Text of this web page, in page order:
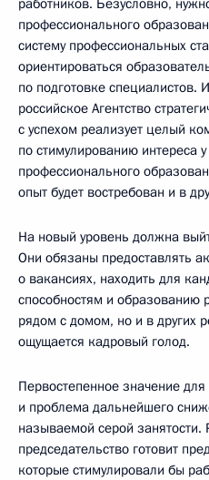
профессионального
систему профессиональных
ориентироваться
по подготовке специалистов.
российское Агентство
с успехом реализует целый
по стимулированию интереса
профессионального
опыт будет востребован и в
На новый уровень должна
Они обязаны предоставлять
о вакансиях, находить для
способностям и образованию
рядом с домом, но и в других
ощущается кадровый голод.
Первостепенное значение
и проблема дальнейшего
называемой серой занятости.
председательство готовит
которые стимулировали бы